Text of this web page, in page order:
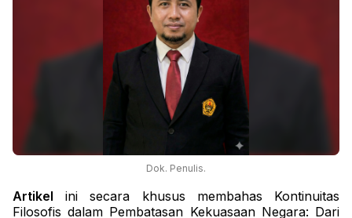
Dok. Penulis.
Artikel ini secara khusus membahas Kontinuitas
Filosofis dalam Pembatasan Kekuasaan Negara: Dari